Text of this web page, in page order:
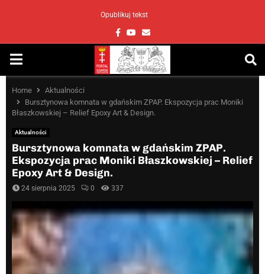
Opublikuj tekst
Facebook
Youtube
Email
PRIMARY
MENU
Home
Aktualności
Bursztynowa komnata w gdańskim ZPAP. Ekspozycja prac Moniki
Błaszkowskiej – Relief Epoxy Art & Design.
Aktualności
Bursztynowa komnata w gdańskim ZPAP.
Ekspozycja prac Moniki Błaszkowskiej – Relief
Epoxy Art & Design.
24 sierpnia 2025 0 337